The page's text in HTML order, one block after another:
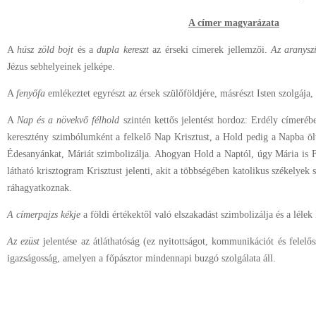
A címer magyarázata
Ahúsz zöld bojt és adupla keresztaz érseki címerek jellemzői. Az
Jézus sebhelyeinek jelképe.
A fenyőfa emlékeztet egyrészt az érsek szülőföldjére, másrészt Isten
A Nap és a növekvő félhold szintén kettős jelentést hordoz: Erdély
keresztény szimbólumként a felkelő Nap Krisztust, a Hold pedig a Napba
Édesanyánkat, Máriát szimbolizálja. Ahogyan Hold a Naptól, úgy Mária is
látható krisztogram Krisztust jelenti, akit a többségében katolikus székelyek
ráhagyatkoznak.
A címerpajzs kékje a földi értékektől való elszakadást szimbolizálja és a lélek
Az ezüst jelentése az átláthatóság (ez nyitottságot, kommunikációt és
igazságosság, amelyen a főpásztor mindennapi buzgó szolgálata áll.